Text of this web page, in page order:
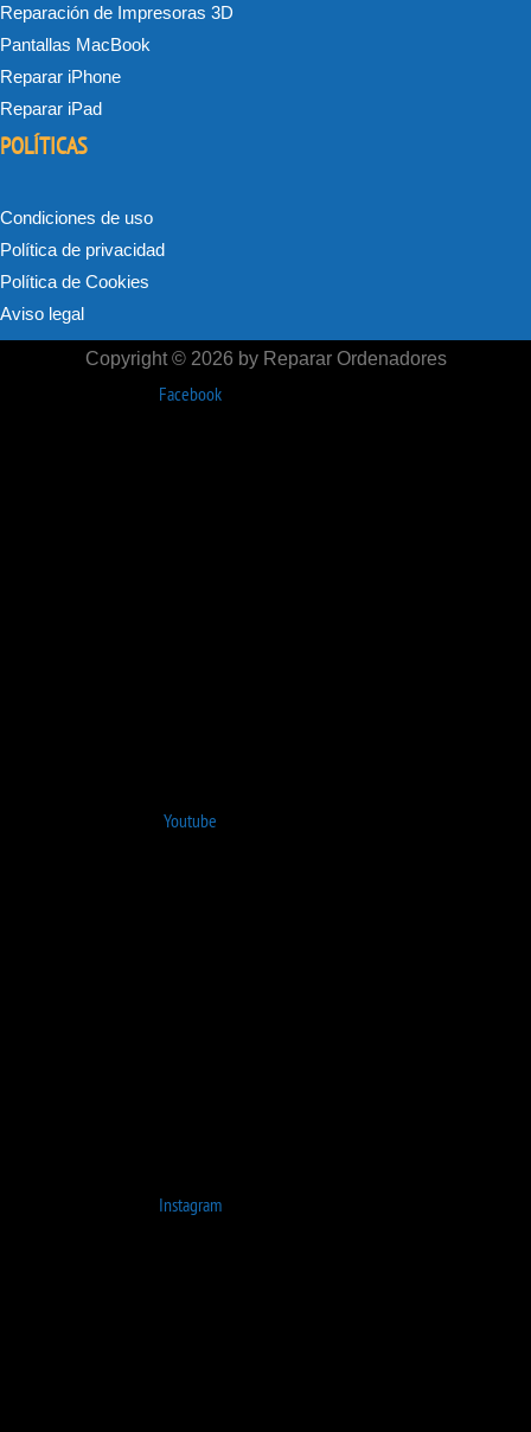
Reparación de Impresoras 3D
Pantallas MacBook
Reparar iPhone
Reparar iPad
POLÍTICAS
Condiciones de uso
Política de privacidad
Política de Cookies
Aviso legal
Copyright © 2026 by Reparar Ordenadores
Facebook
Youtube
Instagram